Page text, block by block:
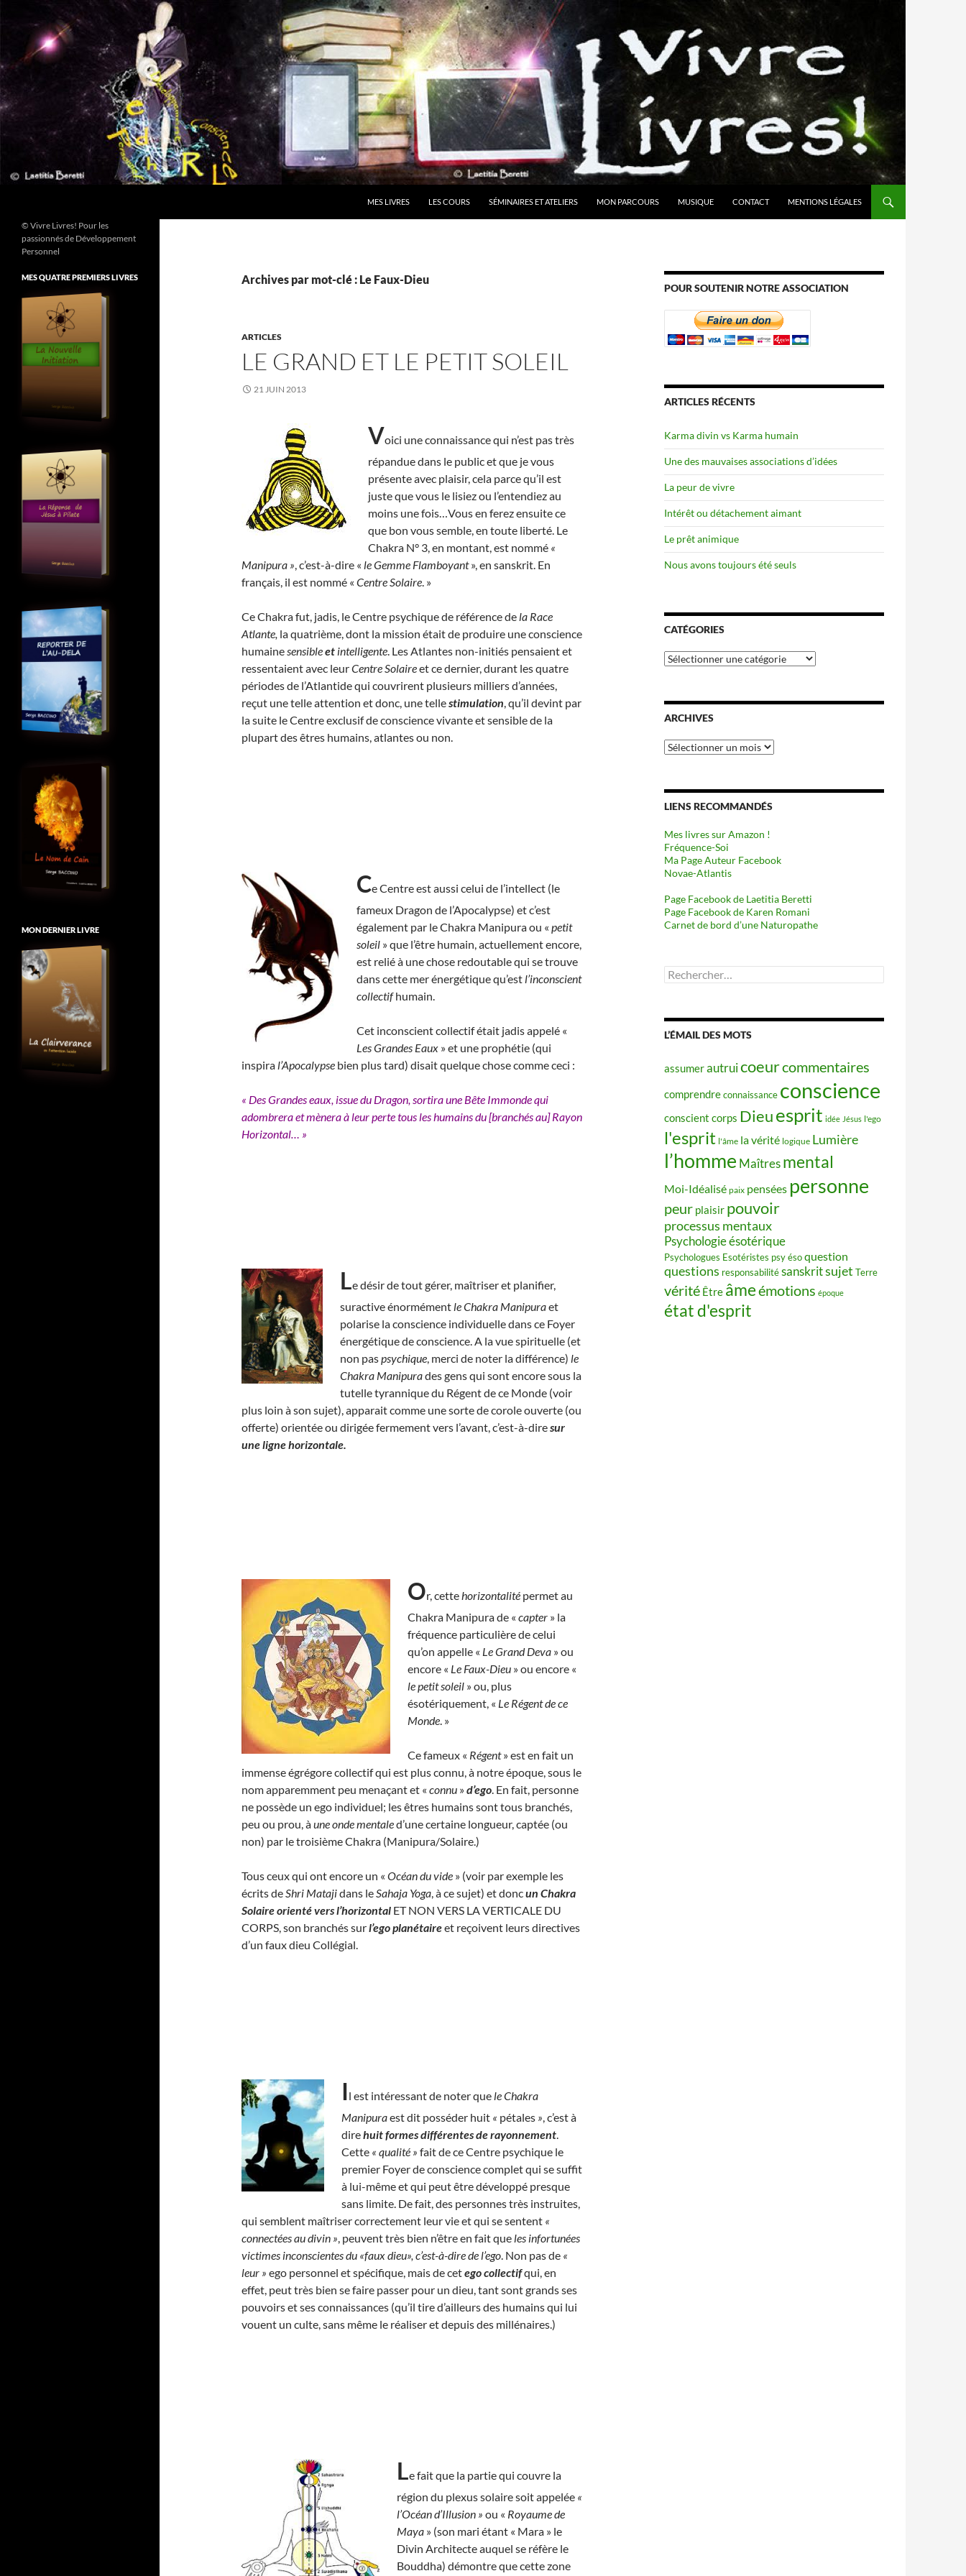
contenu
MES LIVRES LES COURS SÉMINAIRES ET ATELIERS MON PARCOURS MUSIQUE CONTACT MENTIONS LÉGALES
Archives par mot-clé : Le Faux-Dieu
ARTICLES
LE GRAND ET LE PETIT SOLEIL
21 JUIN 2013
Voici une connaissance qui n’est pas très
répandue dans le public et que je vous
présente avec plaisir, cela parce qu’il est
juste que vous le lisiez ou l’entendiez au
moins une fois…Vous en ferez ensuite ce
que bon vous semble, en toute liberté. Le
Chakra N° 3, en montant, est nommé «
Manipura », c’est-à-dire « le Gemme Flamboyant», en sanskrit. En
français, il est nommé « Centre Solaire. »
Ce Chakra fut, jadis, le Centre psychique de référence de la Race
Atlante, la quatrième, dont la mission était de produire une conscience
humainesensibleet intelligente. Les Atlantes non-initiés pensaient et
ressentaient avec leurCentre Solaireet ce dernier, durant les quatre
périodes de l’Atlantide qui couvrirent plusieurs milliers d’années,
reçut une telle attention et donc, une tellestimulation, qu’il devint par
la suite le Centre exclusif de conscience vivante et sensible de la
plupart des êtres humains, atlantes ou non.
Ce Centre est aussi celui de l’intellect (le
fameux Dragon de l’Apocalypse) et c’est
également par le Chakra Manipura ou « petit
soleil » que l’être humain, actuellement encore,
est relié à une chose redoutable qui se trouve
dans cette mer énergétique qu’est l’inconscient
collectifhumain.
Cet inconscient collectif était jadis appelé «
Les Grandes Eaux » et une prophétie (qui
inspira l’Apocalypse bien plus tard) disait quelque chose comme ceci :
« Des Grandes eaux, issue du Dragon, sortira une Bête Immonde qui
adombrera et mènera à leur perte tous les humains du [branchés au] Rayon
Horizontal… »
Le désir de tout gérer, maîtriser et planifier,
suractive énormément le Chakra Manipuraet
polarise la conscience individuelle dans ce Foyer
énergétique de conscience. A la vue spirituelle (et
non paspsychique, merci de noter la différence) le
Chakra Manipurades gens qui sont encore sous la
tutelle tyrannique du Régent de ce Monde (voir
plus loin à son sujet), apparait comme une sorte de corole ouverte (ou
offerte) orientée ou dirigée fermement vers l’avant, c’est-à-diresur
une ligne horizontale.
Or, cettehorizontalité permet au
Chakra Manipura de « capter » la
fréquence particulière de celui
qu’on appelle « Le Grand Deva » ou
encore « Le Faux-Dieu » ou encore «
le petit soleil » ou, plus
ésotériquement, « Le Régent de ce
Monde. »
Ce fameux « Régent» est en fait un
immense égrégore collectif qui est plus connu, à notre époque, sous le
nom apparemment peu menaçant et « connu »d’ego. En fait, personne
ne possède un ego individuel; les êtres humains sont tous branchés,
peu ou prou, àune onde mentaled’une certaine longueur, captée (ou
non) par le troisième Chakra (Manipura/Solaire.)
Tous ceux qui ont encore un « Océan du vide » (voir par exemple les
écrits deShri Matajidans leSahaja Yoga, à ce sujet) et doncun Chakra
Solaire orienté vers l’horizontal ET NON VERS LA VERTICALE DU
CORPS, son branchés surl’ego planétaireet reçoivent leurs directives
d’un faux dieu Collégial.
Il est intéressant de noter que le Chakra
Manipuraest dit posséder huit « pétales », c’est à
direhuit formes différentes de rayonnement.
Cette « qualité » fait de ce Centre psychique le
premier Foyer de conscience complet qui se suffit
à lui-même et qui peut être développé presque
sans limite. De fait, des personnes très instruites,
qui semblent maîtriser correctement leur vie et qui se sentent «
connectées au divin », peuvent très bien n’être en fait que les infortunées
victimes inconscientes du «faux dieu», c’est-à-dire de l’ego. Non pas de «
leur » ego personnel et spécifique, mais de cetego collectifqui, en
effet, peut très bien se faire passer pour un dieu, tant sont grands ses
pouvoirs et ses connaissances (qu’il tire d’ailleurs des humains qui lui
vouent un culte, sans même le réaliser et depuis des millénaires.)
Le fait que la partie qui couvre la
région du plexus solaire soit appelée «
l’Océan d’Illusion » ou « Royaume de
Maya » (son mari étant « Mara » le
Divin Architecte auquel se réfère le
Bouddha) démontre que cette zone
POUR SOUTENIR NOTRE ASSOCIATION
ARTICLES RÉCENTS
Karma divin vs Karma humain
Une des mauvaises associations d’idées
La peur de vivre
Intérêt ou détachement aimant
Le prêt animique
Nous avons toujours été seuls
CATÉGORIES
Catégories
ARCHIVES
Archives
LIENS RECOMMANDÉS
Mes livres sur Amazon !
Fréquence-Soi
Ma Page Auteur Facebook
Novae-Atlantis
Page Facebook de Laetitia Beretti
Page Facebook de Karen Romani
Carnet de bord d’une Naturopathe
Rechercher :
L’ÉMAIL DES MOTS
assumerautruicoeurcommentaires
comprendreconnaissance conscience
conscient corps Dieuesprit idée Jésus l'ego
l'esprit l'âme la vérité logique Lumière
l’homme Maîtres mental
Moi-Idéalisé paix pensées personne
peur plaisir pouvoir
processus mentaux
Psychologie ésotérique
Psychologues Esotéristes psy ésoquestion
questions responsabilitésanskritsujet Terre
vérité Être âmeémotions époque
état d'esprit
© Vivre Livres! Pour les
passionnés de Développement
Personnel
MES QUATRE PREMIERS LIVRES
MON DERNIER LIVRE